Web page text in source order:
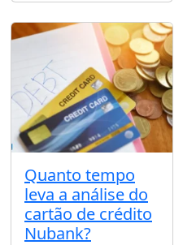
Quanto tempo
leva a análise do
cartão de crédito
Nubank?